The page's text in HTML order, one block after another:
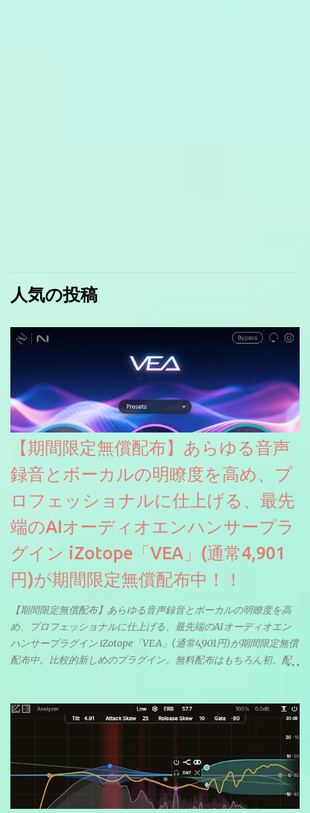
人気の投稿
【期間限定無償配布】あらゆる音声
録音とボーカルの明瞭度を高め、プ
ロフェッショナルに仕上げる、最先
端のAIオーディオエンハンサープラ
グイン iZotope「VEA」(通常4,901
円)が期間限定無償配布中！！
【期間限定無償配布】あらゆる音声録音とボーカルの明瞭度を高
め、プロフェッショナルに仕上げる、最先端のAIオーディオエン
ハンサープラグイン iZotope「VEA」(通常4,901円)が期間限定無償
配布中。比較的新しめのプラグイン。無料配布はもちろん初。配